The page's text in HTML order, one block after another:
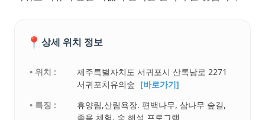
📍 상세 위치 정보
• 위치 :
제주특별자치도 서귀포시 산록남로 2271
서귀포치유의숲 [바로가기]
• 특징 :
휴양림,산림욕장. 편백나무, 삼나무 숲길,
족욕 체험, 숲 해설 프로그램